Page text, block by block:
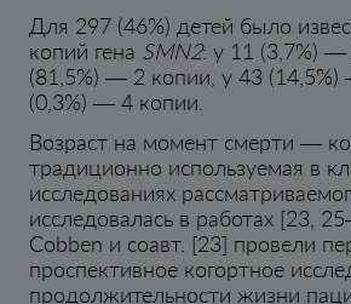
Для 297 (46%) детей было
копий гена SMN2: у 11 (3,7%) —
(81,5%) — 2 копии, у 43 (14,5%)
(0,3%) — 4 копии.
Возраст на момент смерти —
традиционно используемая в
исследованиях
исследовалась в работах [23,
Cobben и соавт. [23] провели
проспективное когортное
продолжительности жизни